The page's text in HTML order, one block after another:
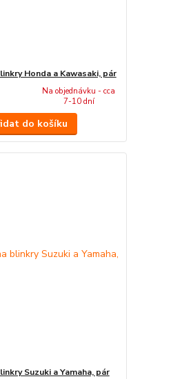
Honda a Kawasaki, pár
Na objednávku - cca
7-10 dní
do košíku
Suzuki a Yamaha, pár